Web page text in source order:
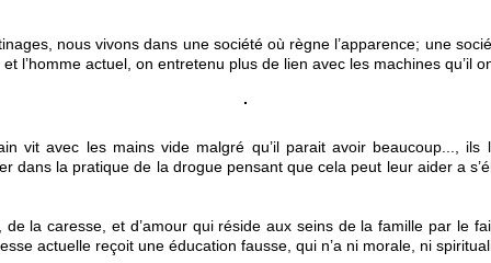
nous vivons dans une société où règne l’apparence; une
l’homme actuel, on entretenu plus de lien avec les machines qu’il
vit avec les mains vide malgré qu’il parait avoir beaucoup...,
dans la pratique de la drogue pensant que cela peut leur aider a
la caresse, et d’amour qui réside aux seins de la famille par le
actuelle reçoit une éducation fausse, qui n’a ni morale, ni